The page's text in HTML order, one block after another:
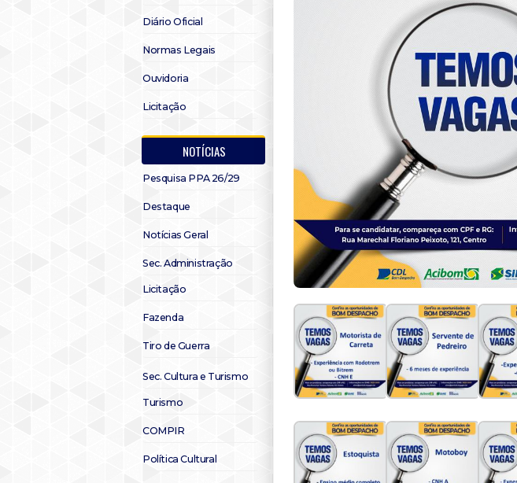
Diário Oficial
Normas Legais
Ouvidoria
Licitação
NOTÍCIAS
Pesquisa PPA 26/29
Destaque
Notícias Geral
Sec. Administração
Licitação
Fazenda
Tiro de Guerra
Sec. Cultura e Turismo
Turismo
COMPIR
Política Cultural